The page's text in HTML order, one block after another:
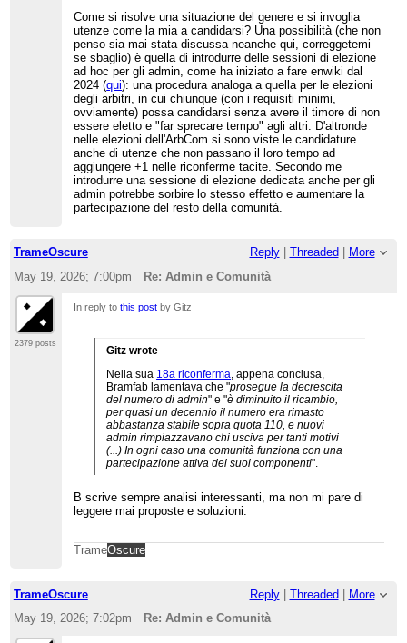
partecipazione, e i risultati nel lungo periodo si
vedono.
In secondo luogo, è eccezionale per la mancaza
di prassi, regole e procedure eque, che
favoriscano l'inclusione dei nuovi utenti su un
piano di tendenziale parità; è un progetto gestito
"alla buona", "per le spicce", da un gruppetto di
"vecchi utenti affidabili", di specchiata onestà. Si
capisce bene che nessuno abbia voglia di
collaborare con loro. Anche perché spesso sono
piuttosto maleducati e ostili: sono abituati a
pensare che il progetto vada difeso soprattutto
dagli appetiti dei neoutenti in COI, quando in
realtà andrebbe difeso anche dagli istinti
proprietari di vecchi utenti comodamente seduti.
Come si risolve una situazione del genere e si invoglia
utenze come la mia a candidarsi? Una possibilità (che non
penso sia mai stata discussa neanche qui, correggetemi
se sbaglio) è quella di introdurre delle sessioni di elezione
ad hoc per gli admin, come ha iniziato a fare enwiki dal
2024 (qui): una procedura analoga a quella per le elezioni
degli arbitri, in cui chiunque (con i requisiti minimi,
ovviamente) possa candidarsi senza avere il timore di non
essere eletto e "far sprecare tempo" agli altri. D'altronde
nelle elezioni dell'ArbCom si sono viste le candidature
anche di utenze che non passano il loro tempo ad
aggiungere +1 nelle riconferme tacite. Secondo me
introdurre una sessione di elezione dedicata anche per gli
admin potrebbe sorbire lo stesso effetto e aumentare la
partecipazione del resto della comunità.
TrameOscure Reply| Threaded | More
May 19, 2026; 7:00pm
Re: Admin e Comunità
2379 posts
In reply tothis post by Gitz
Gitz wrote
Nella sua 18a riconferma, appena conclusa,
Bramfab lamentava che "prosegue la decrescita
del numero di admin" e "è diminuito il ricambio,
per quasi un decennio il numero era rimasto
abbastanza stabile sopra quota 110, e nuovi
admin rimpiazzavano chi usciva per tanti motivi
(...) In ogni caso una comunità funziona con una
partecipazione attiva dei suoi componenti".
B scrive sempre analisi interessanti, ma non mi pare di
leggere mai proposte e soluzioni.
TrameOscure
TrameOscure Reply| Threaded | More
May 19, 2026; 7:02pm
Re: Admin e Comunità